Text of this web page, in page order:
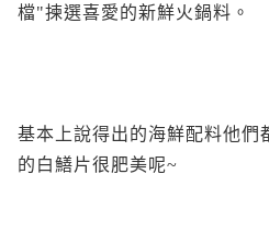
檔"揀選喜愛的新鮮火鍋料。
基本上說得出的海鮮配料他們
的白鱔片很肥美呢~